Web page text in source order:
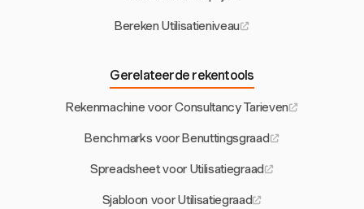
Bereken Utilisatieniveau
Gerelateerde rekentools
Rekenmachine voor Consultancy Tarieven
Benchmarks voor Benuttingsgraad
Spreadsheet voor Utilisatiegraad
Sjabloon voor Utilisatiegraad